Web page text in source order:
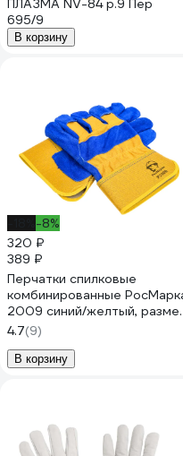
ПЛАЗМА NV-84 р.9 Пер
695/9
В корзину
-8%
320 ₽
389 ₽
Перчатки спилковые
комбинированные
2009 синий/желтый,
10.5 Р2009
4.7(9)
В корзину